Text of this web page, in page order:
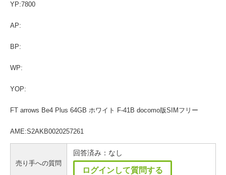
YP:7800
AP:
BP:
WP:
YOP:
FT arrows Be4 Plus 64GB ホワイト F-41B docomo版SIMフリー
AME:S2AKB0020257261
売り手への質問
回答済み：なし
ログインして質問する